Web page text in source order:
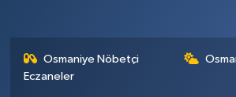
Osmaniye Nöbetçi
Eczaneler